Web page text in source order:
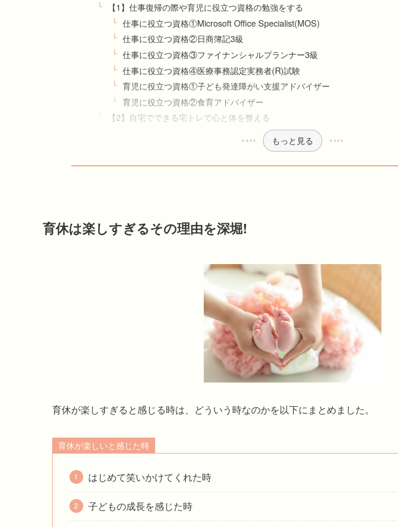
【1】仕事復帰の際や育児に役立つ資格の勉強をする
仕事に役立つ資格①Microsoft Office Specialist(MOS)
仕事に役立つ資格②日商簿記3級
仕事に役立つ資格③ファイナンシャルプランナー3級
仕事に役立つ資格④医療事務認定実務者(R)試験
育児に役立つ資格①子ども発達障がい支援アドバイザー
育児に役立つ資格②食育アドバイザー
【2】自宅でできる宅トレで心と体を整える
もっと見る
育休は楽しすぎるその理由を深堀!
育休が楽しすぎると感じる時は、どういう時なのかを以下にまとめました。
育休が楽しいと感じた時
はじめて笑いかけてくれた時
子どもの成長を感じた時